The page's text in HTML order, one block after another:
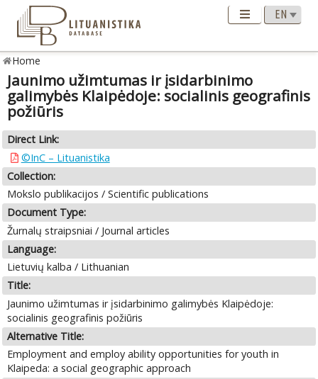
Home
Jaunimo užimtumas ir įsidarbinimo
galimybės Klaipėdoje: socialinis geografinis
požiūris
Direct Link:
©InC – Lituanistika
Collection:
Mokslo publikacijos / Scientific publications
Document Type:
Žurnalų straipsniai / Journal articles
Language:
Lietuvių kalba / Lithuanian
Title:
Jaunimo užimtumas ir įsidarbinimo galimybės Klaipėdoje:
socialinis geografinis požiūris
Alternative Title:
Employment and employ ability opportunities for youth in
Klaipeda: a social geographic approach